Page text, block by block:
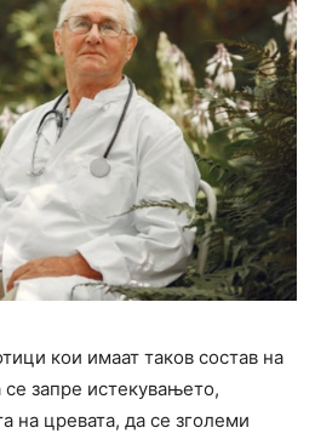
кои имаат таков состав на
запре истекувањето,
на цревата, да се зголеми